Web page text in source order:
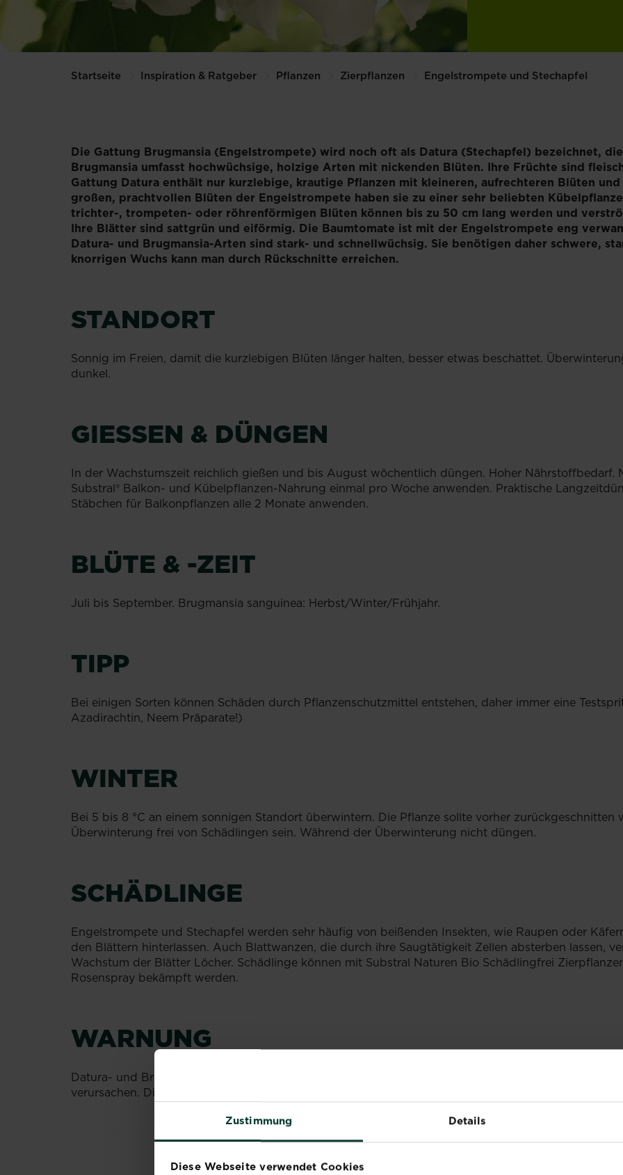
Zustimmung Details
Diese Webseite verwendet Cookies
Startseite Inspiration & Ratgeber Pflanzen Zierpflanzen Engelstrompete und Stechapfel
Die Gattung Brugmansia (Engelstrompete) wird noch oft als Datura (Stechapfel) bezeichnet,
Brugmansia umfasst hochwüchsige, holzige Arten mit nickenden Blüten. Ihre Früchte sind
Gattung Datura enthält nur kurzlebige, krautige Pflanzen mit kleineren, aufrechteren Blüten
großen, prachtvollen Blüten der Engelstrompete haben sie zu einer sehr beliebten
trichter-, trompeten- oder röhrenförmigen Blüten können bis zu 50 cm lang werden und
Ihre Blätter sind sattgrün und eiförmig. Die Baumtomate ist mit der Engelstrompete eng
Datura- und Brugmansia-Arten sind stark- und schnellwüchsig. Sie benötigen daher schwere,
knorrigen Wuchs kann man durch Rückschnitte erreichen.
​STANDORT
Sonnig im Freien, damit die kurzlebigen Blüten länger halten, besser etwas beschattet.
dunkel.
GIESSEN & DÜNGEN
In der Wachstumszeit reichlich gießen und bis August wöchentlich düngen. Hoher Nährstoffbedarf.
Substral® Balkon- und Kübelpflanzen-Nahrung einmal pro Woche anwenden. Praktische
Stäbchen für Balkonpflanzen alle 2 Monate anwenden.
BLÜTE & -ZEIT
Juli bis September. Brugmansia sanguinea: Herbst/Winter/Frühjahr.
TIPP
Bei einigen Sorten können Schäden durch Pflanzenschutzmittel entstehen, daher immer eine
Azadirachtin, Neem Präparate!)
WINTER
Bei 5 bis 8 °C an einem sonnigen Standort überwintern. Die Pflanze sollte vorher zurückgeschnitten
Überwinterung frei von Schädlingen sein. Während der Überwinterung nicht düngen.
SCHÄDLINGE
Engelstrompete und Stechapfel werden sehr häufig von beißenden Insekten, wie Raupen oder
den Blättern hinterlassen. Auch Blattwanzen, die durch ihre Saugtätigkeit Zellen absterben lassen,
Wachstum der Blätter Löcher. Schädlinge können mit Substral Naturen Bio Schädlingfrei
Rosenspray bekämpft werden.
WARNUNG
Datura- und Brugmansia-Arten sind in allen Teilen giftig. Ihr betäubender Blütenduft kann bei
verursachen. Die Blüten enthalten etwa doppelt soviel Giftstoffe wie die Blätter. Besonders gefährlich!